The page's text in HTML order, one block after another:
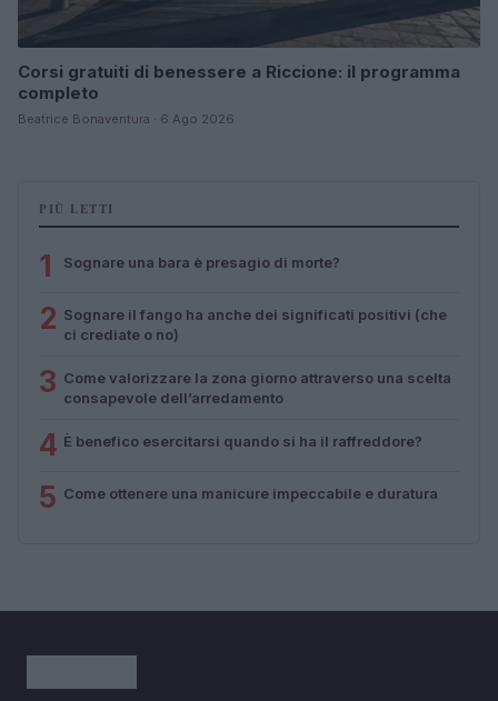
Corsi gratuiti di benessere a Riccione: il programma
completo
Beatrice Bonaventura · 6 Ago 2026
PIÙ LETTI
1 Sognare una bara è presagio di morte?
2 Sognare il fango ha anche dei significati positivi (che
ci crediate o no)
3 Come valorizzare la zona giorno attraverso una scelta
consapevole dell’arredamento
4 È benefico esercitarsi quando si ha il raffreddore?
5 Come ottenere una manicure impeccabile e duratura